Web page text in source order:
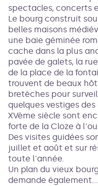
spectacles, concerts
Le bourg construit
belles maisons
une baie géminée
cache dans la plus
pavée de galets, la
de la place de la
trouvent de beaux
bretèches pour
quelques vestiges
XVème siècle sont
forte de la Cloze à
Des visites guidées
juillet et août et sur
toute l'année.
Un plan du vieux
demande également...